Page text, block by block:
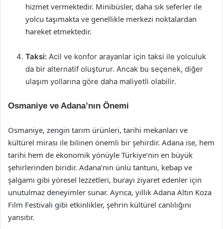
hizmet vermektedir. Minibüsler, daha sık seferler ile
yolcu taşımakta ve genellikle merkezi noktalardan
hareket etmektedir.
Taksi: Acil ve konfor arayanlar için taksi ile yolculuk
da bir alternatif oluşturur. Ancak bu seçenek, diğer
ulaşım yollarına göre daha maliyetli olabilir.
Osmaniye ve Adana’nın Önemi
Osmaniye, zengin tarım ürünleri, tarihi mekanları ve
kültürel mirası ile bilinen önemli bir şehirdir. Adana ise, hem
tarihi hem de ekonomik yönüyle Türkiye’nin en büyük
şehirlerinden biridir. Adana’nın ünlü tantuni, kebap ve
şalgamı gibi yöresel lezzetleri, burayı ziyaret edenler için
unutulmaz deneyimler sunar. Ayrıca, yıllık Adana Altın Koza
Film Festivali gibi etkinlikler, şehrin kültürel canlılığını
yansıtır.